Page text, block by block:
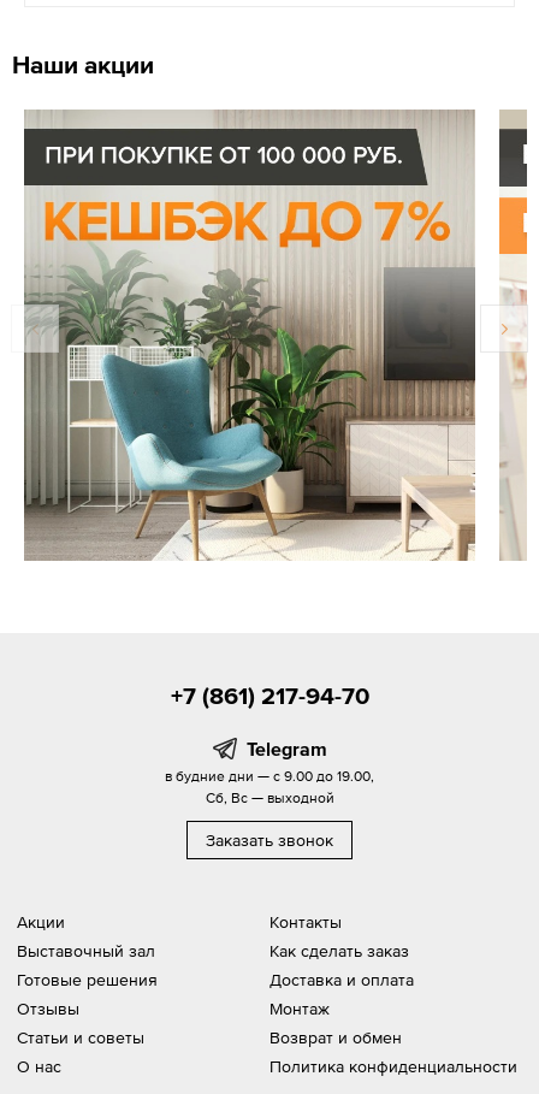
Наши акции
Акции
Выставочный зал
Готовые решения
Отзывы
Статьи и советы
О нас
Контакты
Как сделать заказ
Доставка и оплата
Монтаж
Возврат и обмен
Политика конфиденциальности
+7 (861) 217-94-70
Telegram
в будние дни — с 9.00 до 19.00,
Сб, Вс — выходной
Заказать звонок